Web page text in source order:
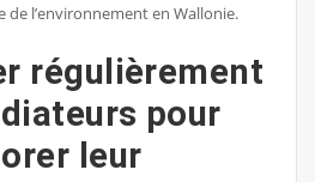
de l’environnement en Wallonie.
régulièrement
pour
leur